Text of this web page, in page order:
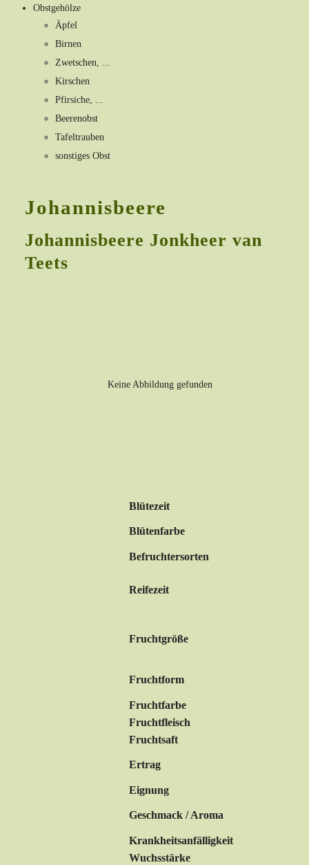
Obstgehölze
Äpfel
Birnen
Zwetschen, ...
Kirschen
Pfirsiche, ...
Beerenobst
Tafeltrauben
sonstiges Obst
Johannisbeere
Johannisbeere Jonkheer van
Teets
Blütezeit
Blütenfarbe
Befruchtersorten
Reifezeit
Fruchtgröße
Fruchtform
Fruchtfarbe
Fruchtfleisch
Fruchtsaft
Ertrag
Eignung
Geschmack / Aroma
Krankheitsanfälligkeit
Wuchsstärke